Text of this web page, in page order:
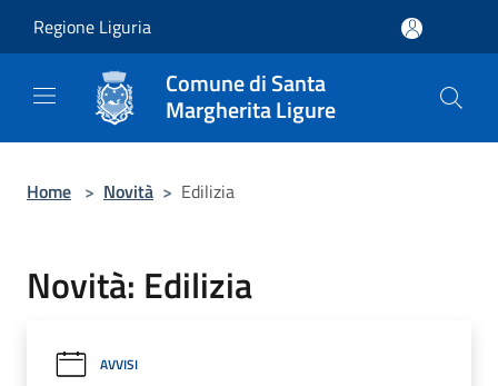
Regione Liguria
Comune di Santa
Margherita Ligure
Home > Novità > Edilizia
Novità: Edilizia
AVVISI